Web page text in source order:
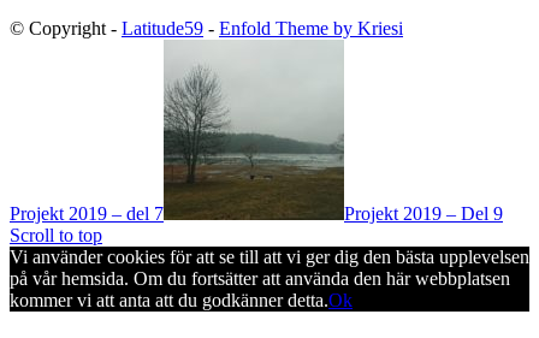
© Copyright - Latitude59 - Enfold Theme by Kriesi
Projekt 2019 – del 7
Projekt 2019 – Del 9
Scroll to top
Vi använder cookies för att se till att vi ger dig den bästa upplevelsen
på vår hemsida. Om du fortsätter att använda den här webbplatsen
kommer vi att anta att du godkänner detta.Ok